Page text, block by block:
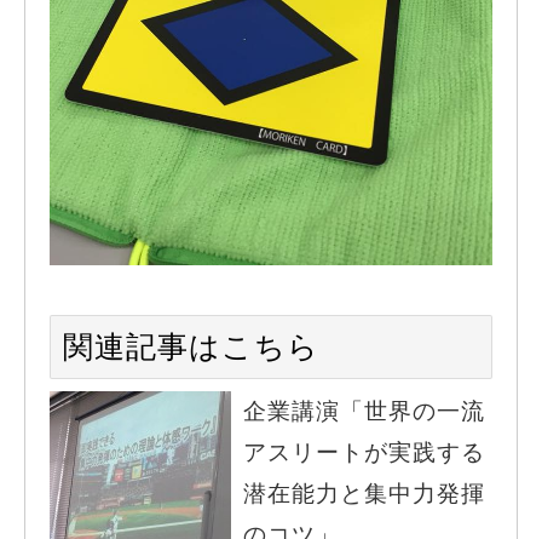
関連記事はこちら
企業講演「世界の一流
アスリートが実践する
潜在能力と集中力発揮